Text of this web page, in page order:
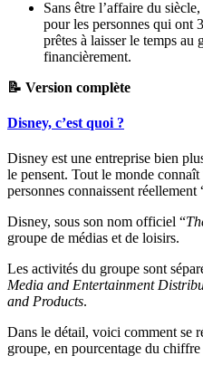
Sans être l’affaire du
pour les personnes qui ont
prêtes à laisser le temps au
financièrement.
📝 Version complète
Disney, c’est quoi ?
Disney est une entreprise bien
le pensent. Tout le monde
personnes connaissent réellement
Disney, sous son nom officiel “
groupe de médias et de loisirs.
Les activités du groupe sont
Media and Entertainment
and Products.
Dans le détail, voici comment se
groupe, en pourcentage du chiffre